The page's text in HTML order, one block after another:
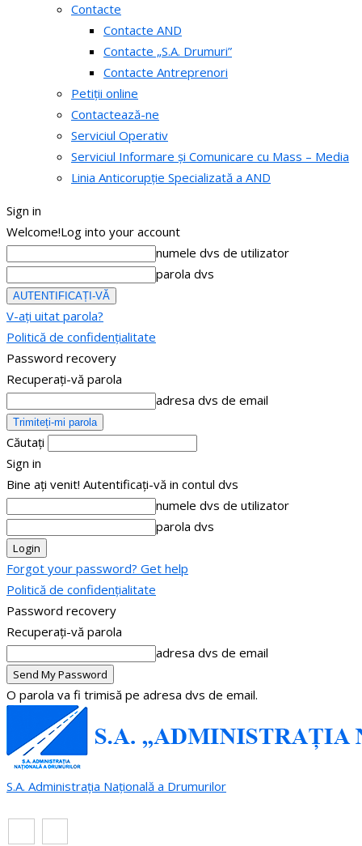
Contacte
Contacte AND
Contacte „S.A. Drumuri”
Contacte Antreprenori
Petiții online
Contactează-ne
Serviciul Operativ
Serviciul Informare și Comunicare cu Mass – Media
Linia Anticorupție Specializată a AND
Sign in
Welcome!Log into your account
numele dvs de utilizator
parola dvs
V-ați uitat parola?
Politică de confidențialitate
Password recovery
Recuperați-vă parola
adresa dvs de email
Căutați
Sign in
Bine ați venit! Autentificați-vă in contul dvs
numele dvs de utilizator
parola dvs
Forgot your password? Get help
Politică de confidențialitate
Password recovery
Recuperați-vă parola
adresa dvs de email
O parola va fi trimisă pe adresa dvs de email.
S.A. Administrația Națională a Drumurilor